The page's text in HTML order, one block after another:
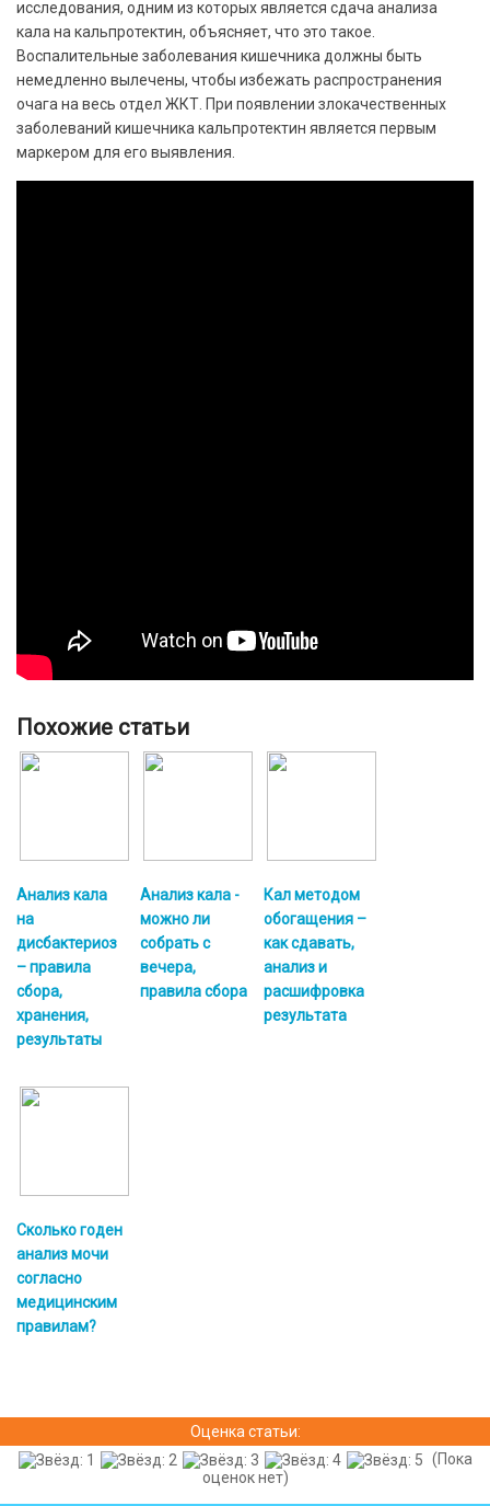
исследования, одним из которых является сдача анализа
кала на кальпротектин, объясняет, что это такое.
Воспалительные заболевания кишечника должны быть
немедленно вылечены, чтобы избежать распространения
очага на весь отдел ЖКТ. При появлении злокачественных
заболеваний кишечника кальпротектин является первым
маркером для его выявления.
Похожие статьи
Анализ кала
на
дисбактериоз
– правила
сбора,
хранения,
результаты
Анализ кала -
можно ли
собрать с
вечера,
правила сбора
Кал методом
обогащения –
как сдавать,
анализ и
расшифровка
результата
Сколько годен
анализ мочи
согласно
медицинским
правилам?
Оценка статьи:
(Пока
оценок нет)